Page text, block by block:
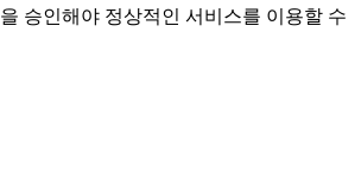
승인해야 정상적인 서비스를 이용할 수